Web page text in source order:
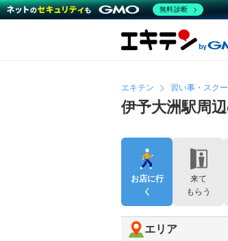
エキテン 習い事・スク
伊予大洲駅周
お店に行
く
来て
もらう
エリア
無料診断